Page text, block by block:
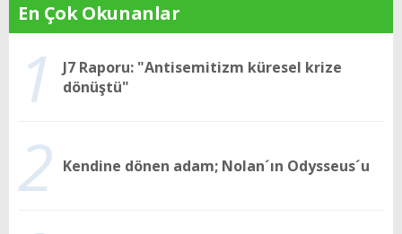
En Çok Okunanlar
1
J7 Raporu: "Antisemitizm küresel krize
dönüştü"
2 Kendine dönen adam; Nolan´ın Odysseus´u